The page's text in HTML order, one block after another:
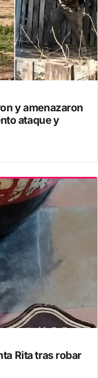
y amenazaron
ataque y
Rita tras robar